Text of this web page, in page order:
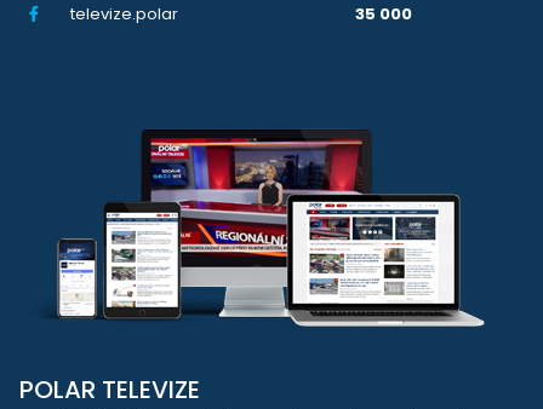
televize.polar
35 000
POLAR TELEVIZE